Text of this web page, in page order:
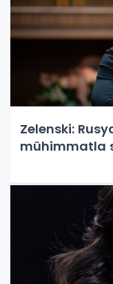
Zelenski:
mühimmatla